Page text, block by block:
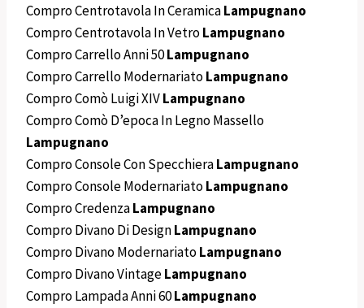
Compro Centrotavola In CeramicaLampugnano
Compro Centrotavola In VetroLampugnano
Compro Carrello Anni 50Lampugnano
Compro Carrello ModernariatoLampugnano
Compro Comò Luigi XIVLampugnano
Compro Comò D’epoca In Legno Massello
Lampugnano
Compro Console Con SpecchieraLampugnano
Compro Console ModernariatoLampugnano
Compro CredenzaLampugnano
Compro Divano Di DesignLampugnano
Compro Divano ModernariatoLampugnano
Compro Divano VintageLampugnano
Compro Lampada Anni 60Lampugnano